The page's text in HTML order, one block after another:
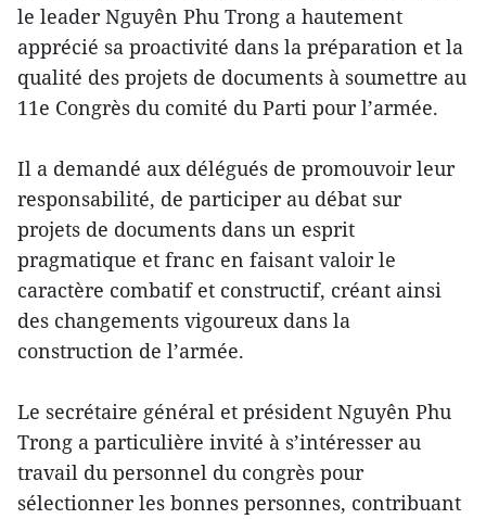
le leader Nguyên Phu Trong a hautement
apprécié sa proactivité dans la préparation et la
qualité des projets de documents à soumettre au
11e Congrès du comité du Parti pour l’armée.
Il a demandé aux délégués de promouvoir leur
responsabilité, de participer au débat sur
projets de documents dans un esprit
pragmatique et franc en faisant valoir le
caractère combatif et constructif, créant ainsi
des changements vigoureux dans la
construction de l’armée.
Le secrétaire général et président Nguyên Phu
Trong a particulière invité à s’intéresser au
travail du personnel du congrès pour
sélectionner les bonnes personnes, contribuant